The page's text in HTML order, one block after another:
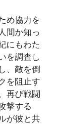
め協力を
間か知っ
にもわた
を調査し
、敵を倒
を阻止す
再び戦闘
撃する
が彼と共